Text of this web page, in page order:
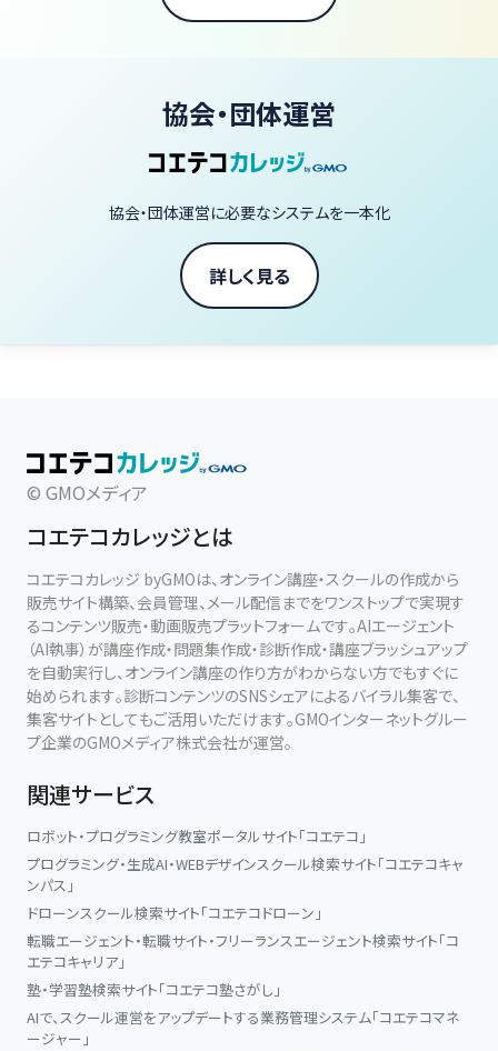
協会・団体運営
協会・団体運営に必要なシステムを一本化
詳しく見る
© GMOメディア
コエテコカレッジとは
コエテコカレッジ byGMOは、オンライン講座・スクールの作成から
販売サイト構築、会員管理、メール配信までをワンストップで実現す
るコンテンツ販売・動画販売プラットフォームです。AIエージェント
（AI執事）が講座作成・問題集作成・診断作成・講座ブラッシュアップ
を自動実行し、オンライン講座の作り方がわからない方でもすぐに
始められます。診断コンテンツのSNSシェアによるバイラル集客で、
集客サイトとしてもご活用いただけます。GMOインターネットグルー
プ企業のGMOメディア株式会社が運営。
関連サービス
ロボット・プログラミング教室ポータルサイト「コエテコ」
プログラミング・生成AI・WEBデザインスクール検索サイト「コエテコキャ
ンパス」
ドローンスクール検索サイト「コエテコドローン」
転職エージェント・転職サイト・フリーランスエージェント検索サイト「コ
エテコキャリア」
塾・学習塾検索サイト「コエテコ塾さがし」
AIで、スクール運営をアップデートする業務管理システム「コエテコマネ
ージャー」